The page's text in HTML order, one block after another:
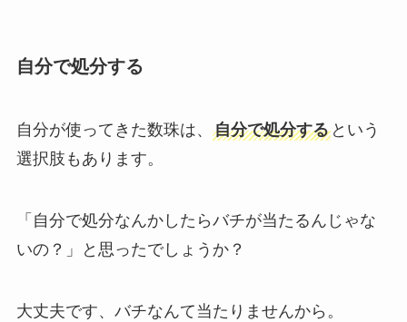
自分で処分する
自分が使ってきた数珠は、 自分で処分するという
選択肢もあります。
「自分で処分なんかしたらバチが当たるんじゃな
いの？」と思ったでしょうか？
大丈夫です、バチなんて当たりませんから。